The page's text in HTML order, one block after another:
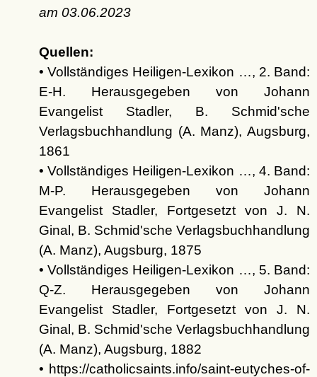
am 03.06.2023
Quellen:
• Vollständiges Heiligen-Lexikon …, 2. Band:
E-H. Herausgegeben von Johann
Evangelist Stadler, B. Schmid'sche
Verlagsbuchhandlung (A. Manz), Augsburg,
1861
• Vollständiges Heiligen-Lexikon …, 4. Band:
M-P. Herausgegeben von Johann
Evangelist Stadler, Fortgesetzt von J. N.
Ginal, B. Schmid'sche Verlagsbuchhandlung
(A. Manz), Augsburg, 1875
• Vollständiges Heiligen-Lexikon …, 5. Band:
Q-Z. Herausgegeben von Johann
Evangelist Stadler, Fortgesetzt von J. N.
Ginal, B. Schmid'sche Verlagsbuchhandlung
(A. Manz), Augsburg, 1882
• https://catholicsaints.info/saint-eutyches-of-